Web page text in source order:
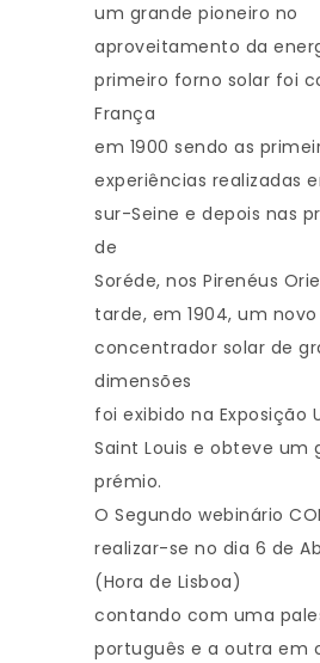
um grande pioneiro no
aproveitamento da
primeiro forno solar foi
França
em 1900 sendo as
experiências realizadas
sur-Seine e depois nas
de
Soréde, nos Pirenéus
tarde, em 1904, um novo
concentrador solar de
dimensões
foi exibido na Exposição
Saint Louis e obteve um
prémio.
O Segundo webinário
realizar-se no dia 6 de
(Hora de Lisboa)
contando com uma
português e a outra em